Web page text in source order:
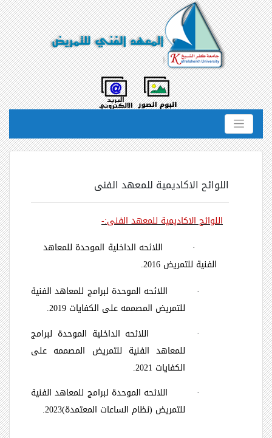
اللوائح الاكاديمية للمعهد الفنى
اللوائح الاكاديمية للمعهد الفنى:-
·
اللائحه الداخلية الموحدة للمعاهد
الفنية للتمريض 2016.
·
اللائحه الموحدة لبرامج للمعاهد الفنية
للتمريض المصممه على الكفايات 2019.
·
اللائحه الداخلية الموحدة لبرامج
للمعاهد الفنية للتمريض المصممه على
الكفايات 2021.
·
اللائحه الموحدة لبرامج للمعاهد الفنية
للتمريض (نظام الساعات المعتمدة)2023 .